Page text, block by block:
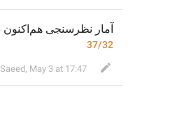
آمار نظرسنجی هم‌اکنون
37/32
Saeed, May 3 at 17:47